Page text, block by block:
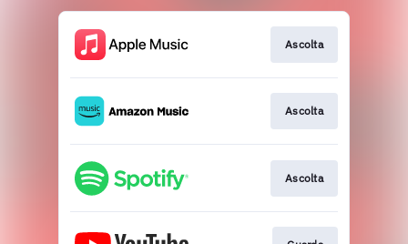
Ascolta
Ascolta
Ascolta